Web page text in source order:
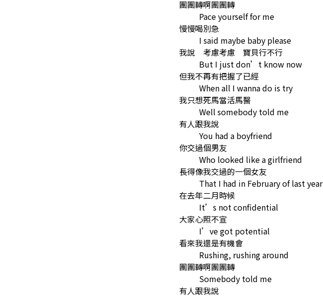
團團轉啊團團轉
Pace yourself for me
慢慢喝別急
I said maybe baby please
我說 考慮考慮 寶貝行不行
But I just don’t know now
但我不再有把握了已經
When all I wanna do is try
我只想死馬當活馬醫
Well somebody told me
有人跟我說
You had a boyfriend
你交過個男友
Who looked like a girlfriend
長得像我交過的一個女友
That I had in February of last year
在去年二月時候
It’s not confidential
大家心照不宣
I’ve got potential
看來我還是有機會
Rushing, rushing around
團團轉啊團團轉
Somebody told me
有人跟我說